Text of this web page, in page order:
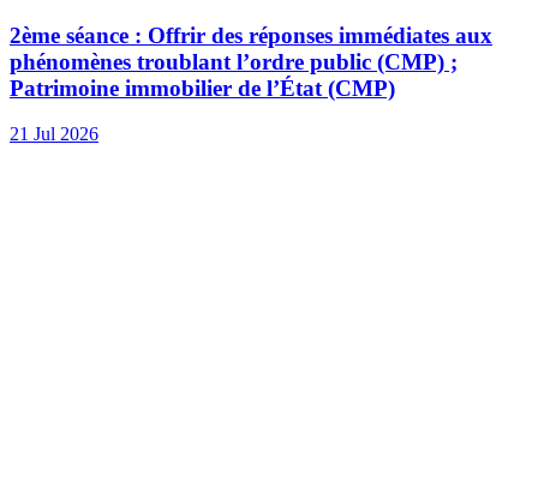
2ème séance : Offrir des réponses immédiates aux
phénomènes troublant l’ordre public (CMP) ;
Patrimoine immobilier de l’État (CMP)
21 Jul 2026